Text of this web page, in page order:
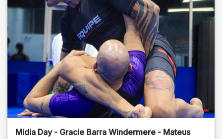
Midia Day - Gracie Barra Windermere - Mateus